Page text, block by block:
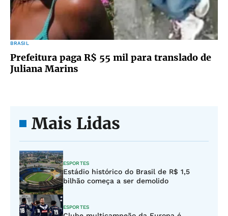
BRASIL
Prefeitura paga R$ 55 mil para translado de
Juliana Marins
Mais Lidas
ESPORTES
Estádio histórico do Brasil de R$ 1,5
bilhão começa a ser demolido
ESPORTES